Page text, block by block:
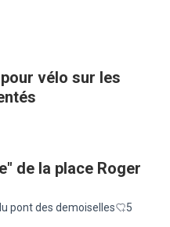
vélo sur les
de la place Roger
pont des demoiselles
5